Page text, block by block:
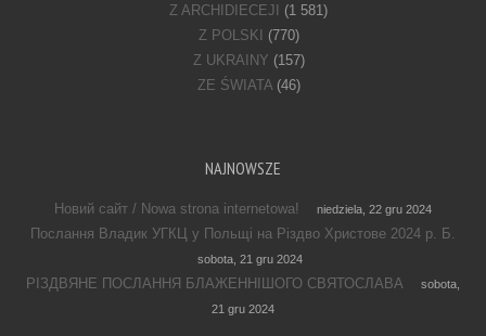
Z ARCHIDIECEJI
(1 581)
Z POLSKI
(770)
Z UKRAINY (157)
ZE ŚWIATA(46)
NAJNOWSZE
Новий сайт / Nowa strona internetowa! niedziela, 22 gru 2024
Послання Владик УГКЦ у Польщі на Різдво Христове 2024 р. Б.
sobota, 21 gru 2024
РІЗДВЯНЕ ПОСЛАННЯ БЛАЖЕННІШОГО СВЯТОСЛАВА
sobota,
21 gru 2024